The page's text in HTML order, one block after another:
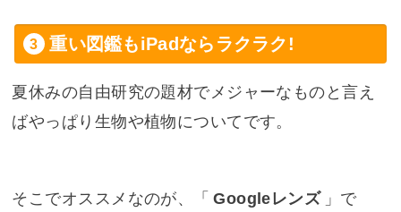
重い図鑑もiPadならラクラク!
夏休みの自由研究の題材でメジャーなものと言え
ばやっぱり生物や植物についてです。
そこでオススメなのが、「 Googleレンズ 」で